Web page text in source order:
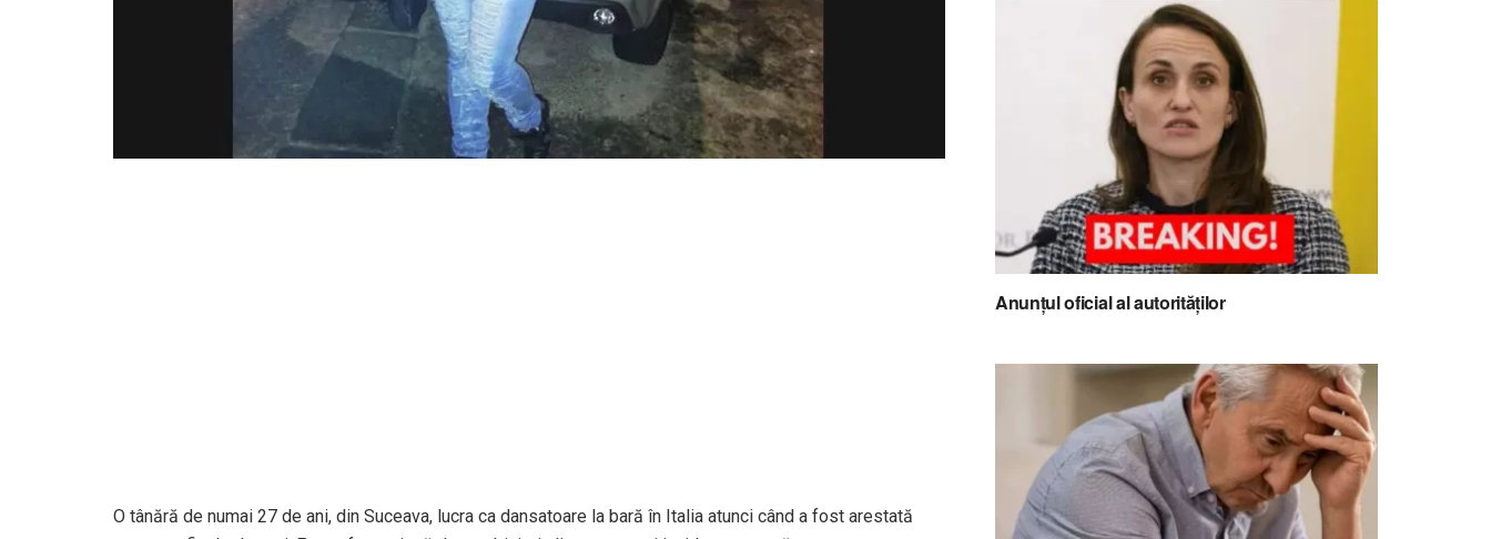
O tânără de numai 27 de ani, din Suceava, lucra ca dansatoare la bară în Italia atunci când a fost arestată
Anunțul oficial al autorităților